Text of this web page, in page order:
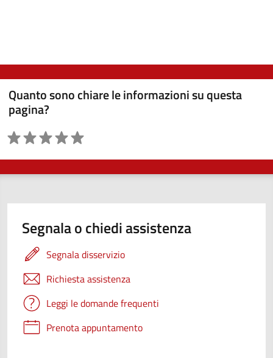
Quanto sono chiare le informazioni su questa
pagina?
Valutazione
Segnala o chiedi assistenza
Segnala disservizio
Richiesta assistenza
Leggi le domande frequenti
Prenota appuntamento